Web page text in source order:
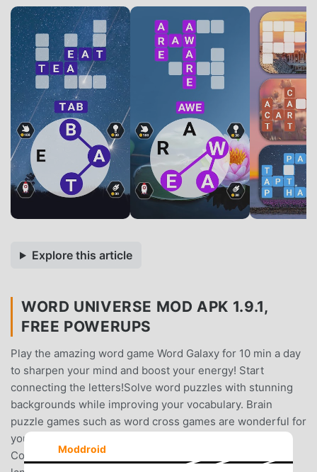
Explore this article
WORD UNIVERSE MOD APK 1.9.1,
FREE POWERUPS
Play the amazing word game Word Galaxy for 10 min a day
to sharpen your mind and boost your energy! Start
connecting the letters!Solve word puzzles with stunning
backgrounds while improving your vocabulary. Brain
puzzle games such as word cross games are wonderful for
your brain. Now you can prove your word puzzle skills!
Complete your word puzzle journey through staggering
Moddroid